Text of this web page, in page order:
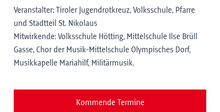
Veranstalter: Tiroler Jugendrotkreuz, Volksschule, Pfarre
und Stadtteil St. Nikolaus
Mitwirkende: Volksschule Hötting, Mittelschule Ilse Brüll
Gasse, Chor der Musik-Mittelschule Olympisches Dorf,
Musikkapelle Mariahilf, Militärmusik.
Kommende Termine